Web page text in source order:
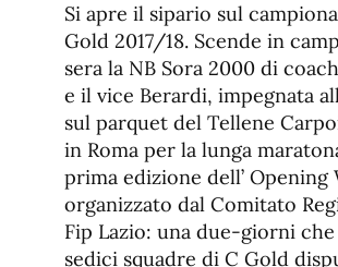
fuente
de
Si apre il sipario sul
Gold 2017/18. Scende in
sera la NB Sora 2000 di
e il vice Berardi, impegnata
sul parquet del Tellene
in Roma per la lunga
prima edizione dell’ Opening
organizzato dal Comitato
Fip Lazio: una due-giorni
sedici squadre di C Gold